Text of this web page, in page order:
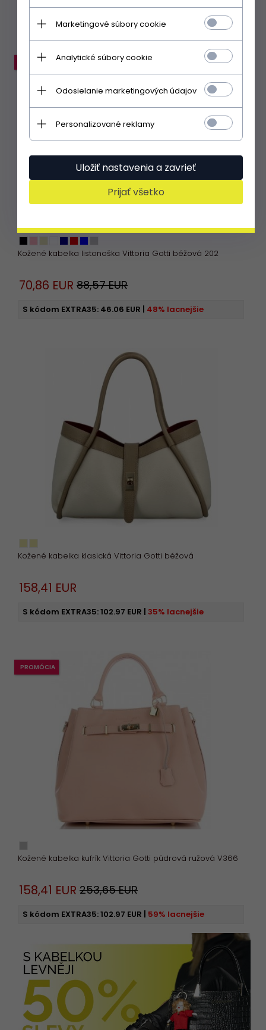
S kódom EXTRA35:51.38 EUR|46% lacnejšie
Kožené kabelka listonoška Vittoria Gotti béžová 202
PROMÓCIA
70,86 EUR 88,57 EUR
S kódom EXTRA35: 46.06 EUR 48% lacnejšie
Kožené kabelka klasická Vittoria Gotti béžová
158,41 EUR
S kódom EXTRA35:102.97 EUR 35% lacnejšie
Kožené kabelka kufrík Vittoria Gotti púdrová ružová V366
PROMÓCIA
158,41 EUR 253,65 EUR
S kódom EXTRA35:102.97 EUR 59% lacnejšie
Marketingové súbory cookie
Analytické súbory cookie
Odosielanie marketingových údajov
Personalizované reklamy
Uložiť nastavenia a zavrieť
Prijať všetko